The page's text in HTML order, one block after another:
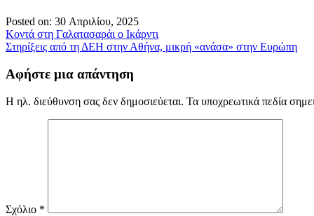
Posted on: 30 Απριλίου, 2025
Πλοήγηση
άρθρων
Κοντά στη Γαλατασαράι ο Ικάρντι
Στηρίξεις από τη ΔΕΗ στην Αθήνα, μικρή «ανάσα» στην Ευρώπη
Αφήστε μια απάντηση
Η ηλ. διεύθυνση σας δεν δημοσιεύεται. Τα υποχρεωτικά πεδία
Σχόλιο *